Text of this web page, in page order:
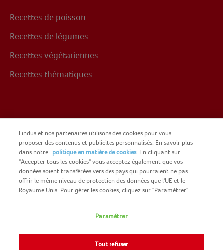
Recettes de poisson
Recettes de légumes
Recettes végétariennes
Recettes thématiques
Facebook
NOMAD FOODS
CGU DU SITE
Findus et nos partenaires utilisons des cookies pour vous
proposer des contenus et publicités personnalisés. En savoir plus
dans notre politique en matière de cookies. En cliquant sur
"Accepter tous les cookies" vous acceptez également que vos
données soient transférées vers des pays qui pourraient ne pas
offrir le même niveau de protection des données que l'UE et le
Royaume Unis. Pour gérer les cookies, cliquez sur "Paramétrer".
Paramétrer
Tout refuser